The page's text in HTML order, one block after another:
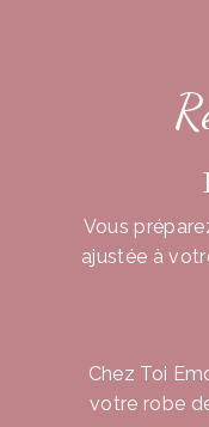
Vous
ajustée à
Chez Toi
votre robe